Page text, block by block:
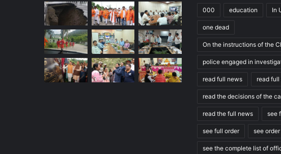
000 education In
one dead
On the instructions of the
police engaged in
read full news read full
read the decisions of the
read the full news see
see full order see order
see the complete list of